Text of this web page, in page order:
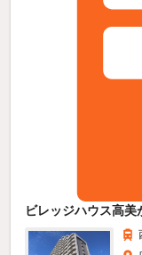
ビレッジハウス高